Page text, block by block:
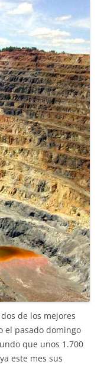
de los mejores
el pasado domingo
que unos 1.700
este mes sus